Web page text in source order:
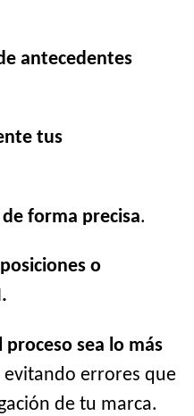
antecedentes
tus
forma precisa.
o
sea lo más
evitando errores que
de tu marca.